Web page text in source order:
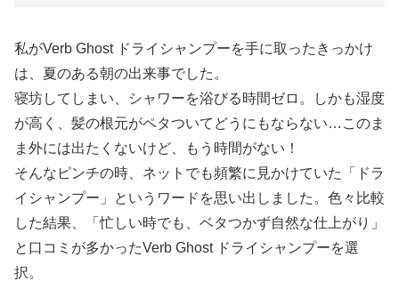
私がVerb Ghost ドライシャンプーを手に取ったきっかけ
は、夏のある朝の出来事でした。
寝坊してしまい、シャワーを浴びる時間ゼロ。しかも湿度
が高く、髪の根元がペタついてどうにもならない…このま
ま外には出たくないけど、もう時間がない！
そんなピンチの時、ネットでも頻繁に見かけていた「ドラ
イシャンプー」というワードを思い出しました。色々比較
した結果、「忙しい時でも、ベタつかず自然な仕上がり」
と口コミが多かったVerb Ghost ドライシャンプーを選
択。